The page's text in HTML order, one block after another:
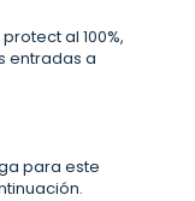
al 100%,
entradas a
para este